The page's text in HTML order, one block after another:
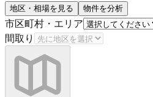
地区・相場を見る 物件を分析
市区町村・エリア
間取り